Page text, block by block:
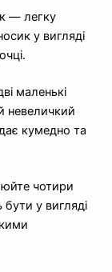
— легку
у вигляді
маленькі
невеличкий
кумедно та
чотири
у вигляді